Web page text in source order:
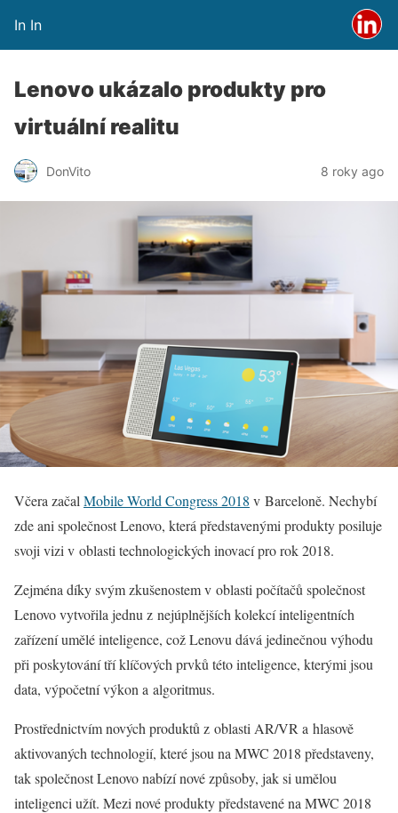
In In
Lenovo ukázalo produkty pro
virtuální realitu
DonVito 8 roky ago
Včera začal Mobile World Congress 2018 v Barceloně. Nechybí
zde ani společnost Lenovo, která představenými produkty posiluje
svoji vizi v oblasti technologických inovací pro rok 2018.
Zejména díky svým zkušenostem v oblasti počítačů společnost
Lenovo vytvořila jednu z nejúplnějších kolekcí inteligentních
zařízení umělé inteligence, což Lenovu dává jedinečnou výhodu
při poskytování tří klíčových prvků této inteligence, kterými jsou
data, výpočetní výkon a algoritmus.
Prostřednictvím nových produktů z oblasti AR/VR a hlasově
aktivovaných technologií, které jsou na MWC 2018 představeny,
tak společnost Lenovo nabízí nové způsoby, jak si umělou
inteligenci užít. Mezi nové produkty představené na MWC 2018